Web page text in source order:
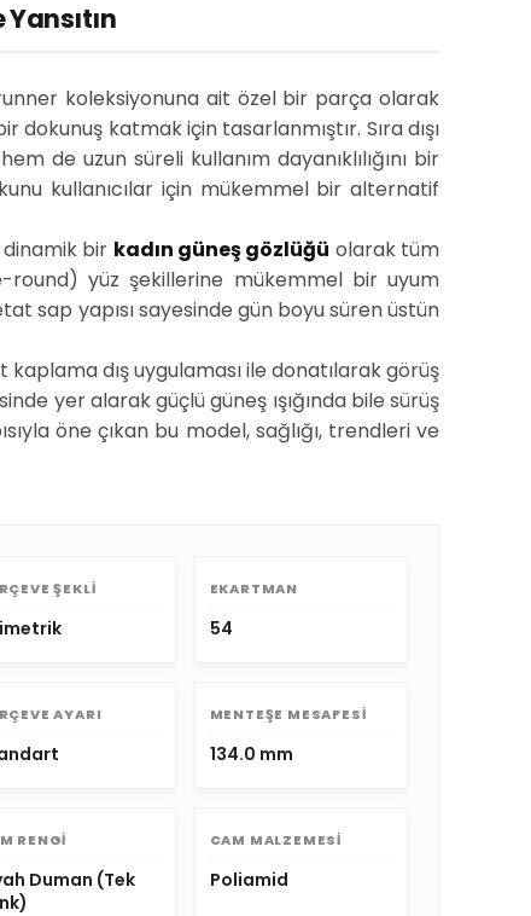
koleksiyonuna ait özel bir parça olarak
katmak için tasarlanmıştır. Sıra dışı
de uzun süreli kullanım dayanıklılığını bir
kullanıcılar için mükemmel bir alternatif
bir kadın güneş gözlüğü olarak tüm
round) yüz şekillerine mükemmel bir uyum
sap yapısı sayesinde gün boyu süren üstün
dış uygulaması ile donatılarak görüş
yer alarak güçlü güneş ışığında bile sürüş
öne çıkan bu model, sağlığı, trendleri ve
ŞEKLI EKARTMAN
54
AYARI MENTEŞE MESAFESI
134.0 mm
RENGI
Duman (Tek
CAM MALZEMESI
Poliamid